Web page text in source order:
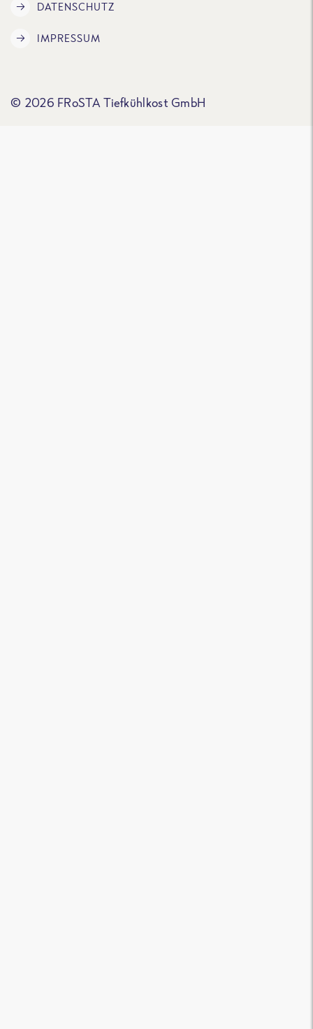
DATENSCHUTZ
IMPRESSUM
© 2026 FRoSTA Tiefkühlkost GmbH